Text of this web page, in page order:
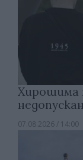
Хирошима
07.08.2026 / 14:00